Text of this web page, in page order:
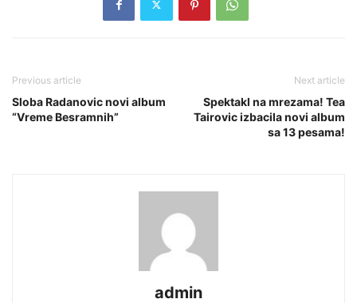
Previous article
Sloba Radanovic novi album
“Vreme Besramnih”
Next article
Spektakl na mrezama! Tea
Tairovic izbacila novi album
sa 13 pesama!
admin